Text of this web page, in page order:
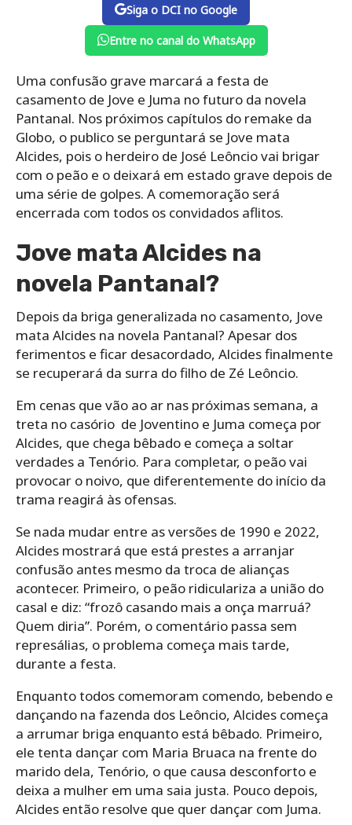
Siga o DCI no Google
Entre no canal do WhatsApp
Uma confusão grave marcará a festa de
casamento de Jove e Juma no futuro da novela
Pantanal. Nos próximos capítulos do remake da
Globo, o publico se perguntará se Jove mata
Alcides, pois o herdeiro de José Leôncio vai brigar
com o peão e o deixará em estado grave depois de
uma série de golpes. A comemoração será
encerrada com todos os convidados aflitos.
Jove mata Alcides na
novela Pantanal?
Depois da briga generalizada no casamento, Jove
mata Alcides na novela Pantanal? Apesar dos
ferimentos e ficar desacordado, Alcides finalmente
se recuperará da surra do filho de Zé Leôncio.
Em cenas que vão ao ar nas próximas semana, a
treta no casório de Joventino e Juma começa por
Alcides, que chega bêbado e começa a soltar
verdades a Tenório. Para completar, o peão vai
provocar o noivo, que diferentemente do início da
trama reagirá às ofensas.
Se nada mudar entre as versões de 1990 e 2022,
Alcides mostrará que está prestes a arranjar
confusão antes mesmo da troca de alianças
acontecer. Primeiro, o peão ridiculariza a união do
casal e diz: “frozô casando mais a onça marruá?
Quem diria”. Porém, o comentário passa sem
represálias, o problema começa mais tarde,
durante a festa.
Enquanto todos comemoram comendo, bebendo e
dançando na fazenda dos Leôncio, Alcides começa
a arrumar briga enquanto está bêbado. Primeiro,
ele tenta dançar com Maria Bruaca na frente do
marido dela, Tenório, o que causa desconforto e
deixa a mulher em uma saia justa. Pouco depois,
Alcides então resolve que quer dançar com Juma.